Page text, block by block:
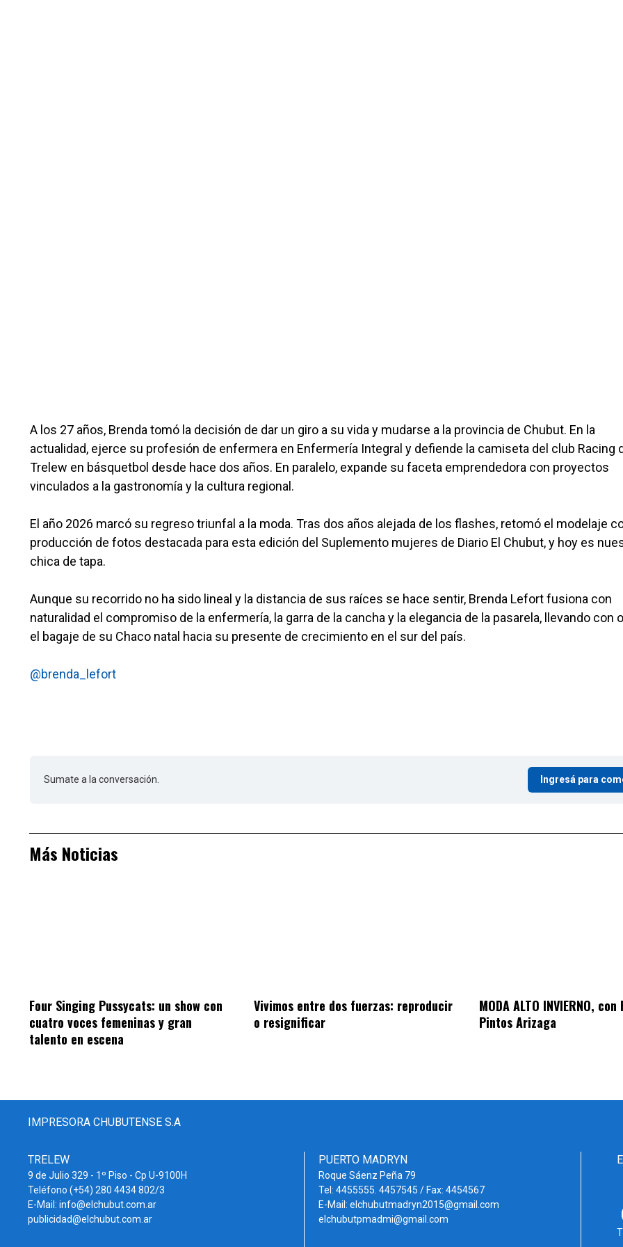
A los 27 años, Brenda tomó la decisión de dar un giro a su vida y mudarse a la provincia de Chubut. En la
actualidad, ejerce su profesión de enfermera en Enfermería Integral y defiende la camiseta del club Racing
Trelew en básquetbol desde hace dos años. En paralelo, expande su faceta emprendedora con proyectos
vinculados a la gastronomía y la cultura regional.
El año 2026 marcó su regreso triunfal a la moda. Tras dos años alejada de los flashes, retomó el modelaje
producción de fotos destacada para esta edición del Suplemento mujeres de Diario El Chubut, y hoy es
chica de tapa.
Aunque su recorrido no ha sido lineal y la distancia de sus raíces se hace sentir, Brenda Lefort fusiona con
naturalidad el compromiso de la enfermería, la garra de la cancha y la elegancia de la pasarela, llevando con
el bagaje de su Chaco natal hacia su presente de crecimiento en el sur del país.
@brenda_lefort
Sumate a la conversación. Ingresá para
Más Noticias
Four Singing Pussycats: un show con
cuatro voces femeninas y gran
talento en escena
Vivimos entre dos fuerzas: reproducir
o resignificar
MODA ALTO INVIERNO,
Pintos Arizaga
IMPRESORA CHUBUTENSE S.A
TRELEW
9 de Julio 329 - 1º Piso - Cp U-9100H
Teléfono (+54) 280 4434 802/3
E-Mail: info@elchubut.com.ar
publicidad@elchubut.com.ar
PUERTO MADRYN
Roque Sáenz Peña 79
Tel: 4455555. 4457545 / Fax: 4454567
E-Mail: elchubutmadryn2015@gmail.com
elchubutpmadmi@gmail.com